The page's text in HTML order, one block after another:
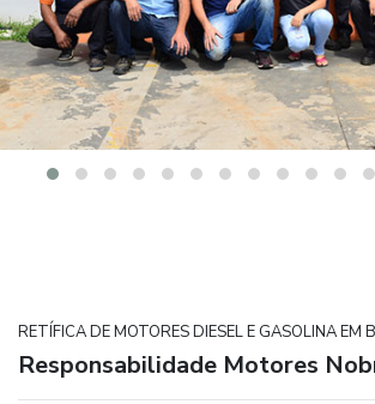
RETÍFICA DE MOTORES DIESEL E GASOLINA EM
Responsabilidade Motores